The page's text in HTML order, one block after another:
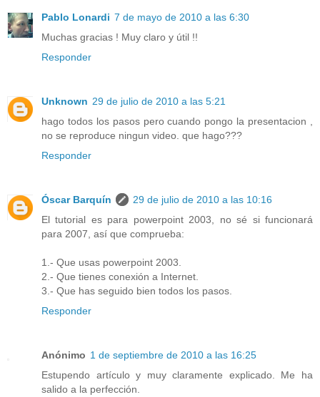
Pablo Lonardi 7 de mayo de 2010 a las 6:30
Muchas gracias ! Muy claro y útil !!
Responder
Unknown 29 de julio de 2010 a las 5:21
hago todos los pasos pero cuando pongo la presentacion ,
no se reproduce ningun video. que hago???
Responder
Óscar Barquín
29 de julio de 2010 a las 10:16
El tutorial es para powerpoint 2003, no sé si funcionará
para 2007, así que comprueba:
1.- Que usas powerpoint 2003.
2.- Que tienes conexión a Internet.
3.- Que has seguido bien todos los pasos.
Responder
Anónimo 1 de septiembre de 2010 a las 16:25
Estupendo artículo y muy claramente explicado. Me ha
salido a la perfección.